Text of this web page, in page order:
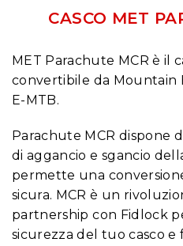
CASCO MET
MET Parachute MCR è il
convertibile da Mountain
E-MTB.
Parachute MCR dispone
di aggancio e sgancio
permette una
sicura. MCR è un
partnership con Fidlock
sicurezza del tuo casco e